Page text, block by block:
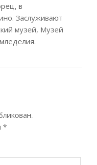
в
Заслуживают
музей, Музей
*